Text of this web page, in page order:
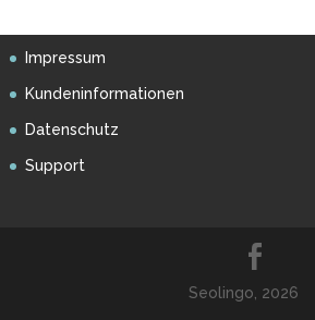
Impressum
Kundeninformationen
Datenschutz
Support
Seolingo, 2026